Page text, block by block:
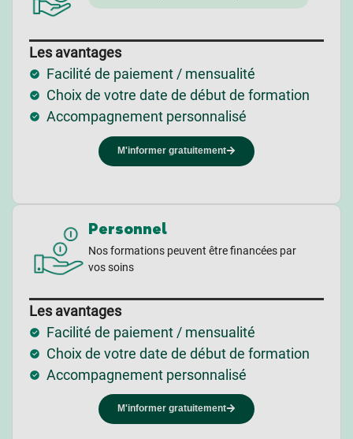
Les avantages
Facilité de paiement / mensualité
Choix de votre date de début de formation
Accompagnement personnalisé
M'informer gratuitement
Personnel
Nos formations peuvent être financées par
vos soins
Les avantages
Facilité de paiement / mensualité
Choix de votre date de début de formation
Accompagnement personnalisé
M'informer gratuitement